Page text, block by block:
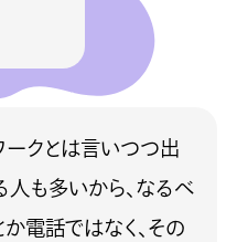
ークとは言いつつ出
人も多いから、なるべ
か電話ではなく、その